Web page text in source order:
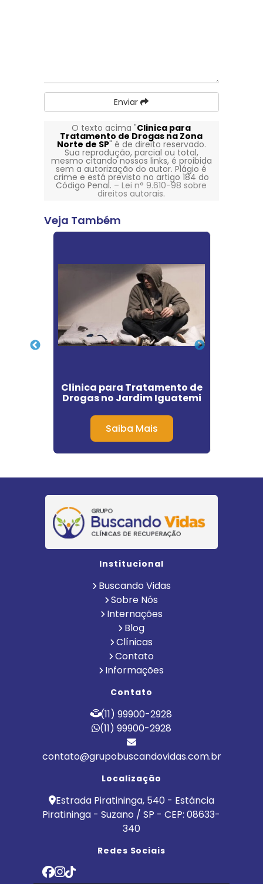
Enviar
O texto acima "Clinica para
Tratamento de Drogas na Zona
Norte de SP" é de direito reservado.
Sua reprodução, parcial ou total,
mesmo citando nossos links, é proibida
sem a autorização do autor. Plágio é
crime e está previsto no artigo 184 do
Código Penal. –Lei n° 9.610-98 sobre
direitos autorais.
Veja Também
Clinica para Tratamento de
Drogas no Jardim Iguatemi
Saiba Mais
Institucional
Buscando Vidas
Sobre Nós
Internações
Blog
Clínicas
Contato
Informações
Contato
(11) 99900-2928
(11) 99900-2928
contato@grupobuscandovidas.com.br
Localização
Estrada Piratininga, 540 - Estância
Piratininga - Suzano / SP - CEP: 08633-
340
Redes Sociais